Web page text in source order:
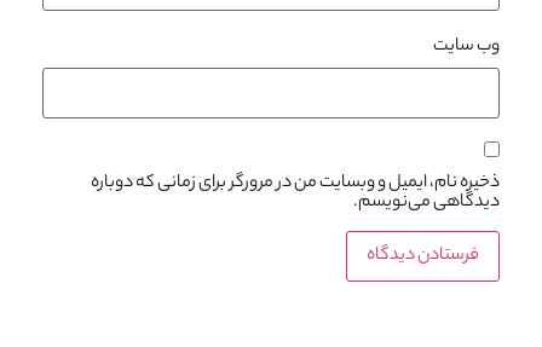
وب‌ سایت
ذخیره نام، ایمیل و وبسایت من در مرورگر برای زمانی که دوباره
دیدگاهی می‌نویسم.